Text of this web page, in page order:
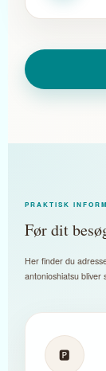
PRAKTISK
Før dit
Her finder du
antonioshiatsu bliver
🅿️